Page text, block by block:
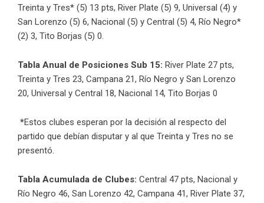
Treinta y Tres* (5) 13 pts, River Plate (5) 9, Universal (4) y
San Lorenzo (5) 6, Nacional (5) y Central (5) 4, Río Negro*
(2) 3, Tito Borjas (5) 0.
Tabla Anual de Posiciones Sub 15: River Plate 27 pts,
Treinta y Tres 23, Campana 21, Río Negro y San Lorenzo
20, Universal y Central 18, Nacional 14, Tito Borjas 0
*Estos clubes esperan por la decisión al respecto del
partido que debían disputar y al que Treinta y Tres no se
presentó.
Tabla Acumulada de Clubes: Central 47 pts, Nacional y
Río Negro 46, San Lorenzo 42, Campana 41, River Plate 37,